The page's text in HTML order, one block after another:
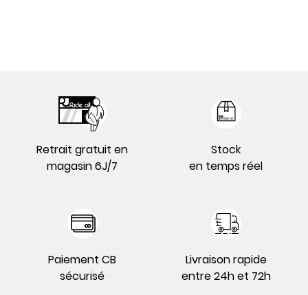
Retrait gratuit en
magasin 6J/7
Stock
en temps réel
Paiement CB
sécurisé
Livraison rapide
entre 24h et 72h